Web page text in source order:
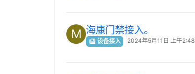
M 海康门禁接入。
设备接入 2024年5月11日 上午2:48